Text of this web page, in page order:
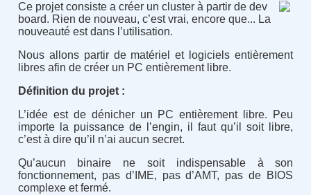
Ce projet consiste a créer un cluster à partir de dev
board. Rien de nouveau, c’est vrai, encore que... La
nouveauté est dans l’utilisation.
Nous allons partir de matériel et logiciels entièrement
libres afin de créer un PC entièrement libre.
Définition du projet :
L’idée est de dénicher un PC entièrement libre. Peu
importe la puissance de l’engin, il faut qu’il soit libre,
c’est à dire qu’il n’ai aucun secret.
Qu’aucun binaire ne soit indispensable à son
fonctionnement, pas d’IME, pas d’AMT, pas de BIOS
complexe et fermé.